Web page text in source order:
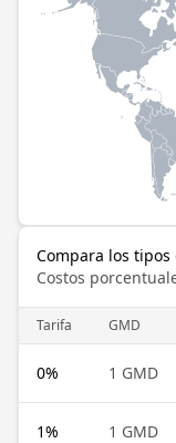
Compara los
Costos
Tarifa GMD
0% 1 GMD
1% 1 GMD